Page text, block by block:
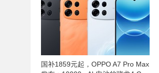
国补1859元起，OPPO A7 Pro Max